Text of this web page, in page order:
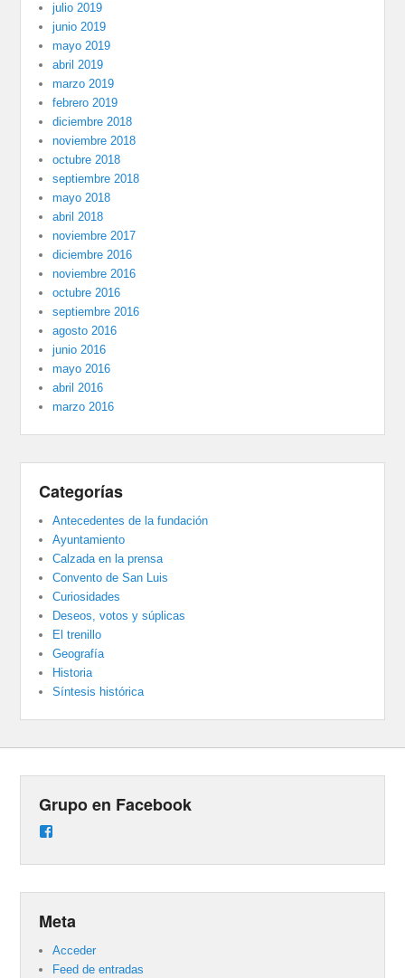
julio 2019
junio 2019
mayo 2019
abril 2019
marzo 2019
febrero 2019
diciembre 2018
noviembre 2018
octubre 2018
septiembre 2018
mayo 2018
abril 2018
noviembre 2017
diciembre 2016
noviembre 2016
octubre 2016
septiembre 2016
agosto 2016
junio 2016
mayo 2016
abril 2016
marzo 2016
Categorías
Antecedentes de la fundación
Ayuntamiento
Calzada en la prensa
Convento de San Luis
Curiosidades
Deseos, votos y súplicas
El trenillo
Geografía
Historia
Síntesis histórica
Grupo en Facebook
en
Meta
Acceder
Feed de entradas